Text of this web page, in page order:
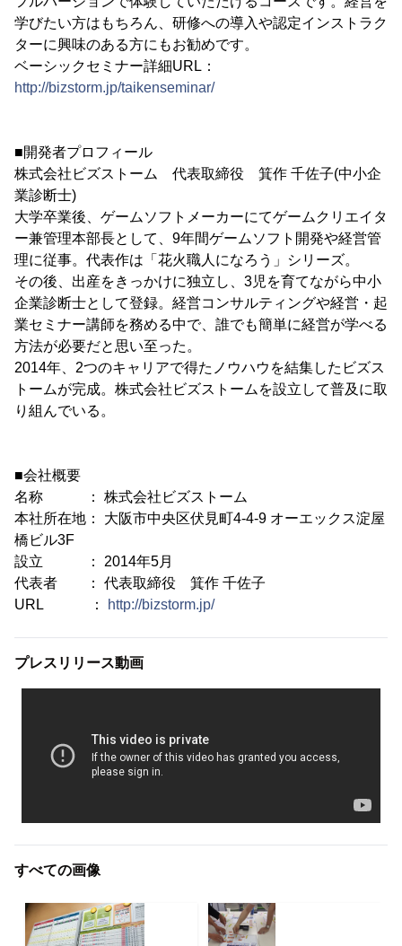
学びたい方はもちろん、研修への導入や認定インストラク
ターに興味のある方にもお勧めです。
ベーシックセミナー詳細URL：
http://bizstorm.jp/taikenseminar/
■開発者プロフィール
株式会社ビズストーム 代表取締役 箕作 千佐子(中小企
業診断士)
大学卒業後、ゲームソフトメーカーにてゲームクリエイタ
ー兼管理本部長として、9年間ゲームソフト開発や経営管
理に従事。代表作は「花火職人になろう」シリーズ。
その後、出産をきっかけに独立し、3児を育てながら中小
企業診断士として登録。経営コンサルティングや経営・起
業セミナー講師を務める中で、誰でも簡単に経営が学べる
方法が必要だと思い至った。
2014年、2つのキャリアで得たノウハウを結集したビズス
トームが完成。株式会社ビズストームを設立して普及に取
り組んでいる。
■会社概要
名称 ： 株式会社ビズストーム
本社所在地： 大阪市中央区伏見町4-4-9 オーエックス淀屋
橋ビル3F
設立 ： 2014年5月
代表者 ： 代表取締役 箕作 千佐子
URL ：
http://bizstorm.jp/
プレスリリース動画
すべての画像